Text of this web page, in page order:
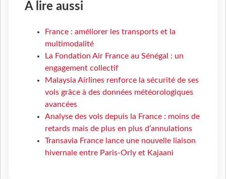
À lire aussi
France : améliorer les transports et la
multimodalité
La Fondation Air France au Sénégal : un
engagement collectif
Malaysia Airlines renforce la sécurité de ses
vols grâce à des données météorologiques
avancées
Analyse des vols depuis la France : moins de
retards mais de plus en plus d’annulations
Transavia France lance une nouvelle liaison
hivernale entre Paris-Orly et Kajaani